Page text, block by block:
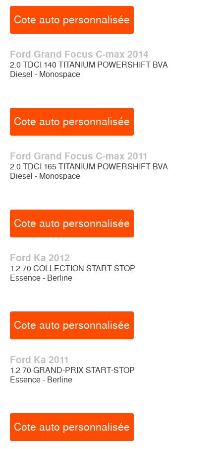
Cote auto personnalisée
Ford Grand Focus C-max 2014
2.0 TDCI 140 TITANIUM POWERSHIFT BVA
Diesel - Monospace
Cote auto personnalisée
Ford Grand Focus C-max 2011
2.0 TDCI 165 TITANIUM POWERSHIFT BVA
Diesel - Monospace
Cote auto personnalisée
Ford Ka 2012
1.2 70 COLLECTION START-STOP
Essence - Berline
Cote auto personnalisée
Ford Ka 2011
1.2 70 GRAND-PRIX START-STOP
Essence - Berline
Cote auto personnalisée